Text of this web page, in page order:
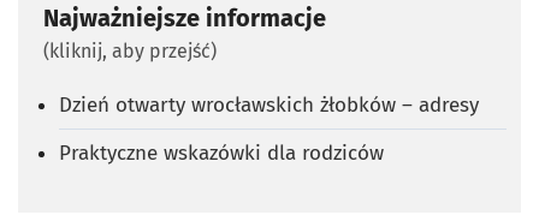
Najważniejsze informacje
(kliknij, aby przejść)
Dzień otwarty wrocławskich żłobków – adresy
Praktyczne wskazówki dla rodziców